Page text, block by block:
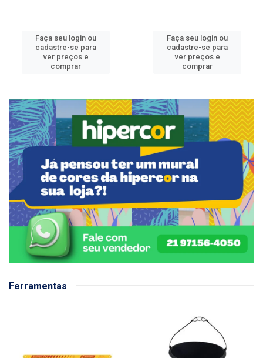
Faça seu login ou
cadastre-se para
ver preços e
comprar
Faça seu login ou
cadastre-se para
ver preços e
comprar
Ferramentas